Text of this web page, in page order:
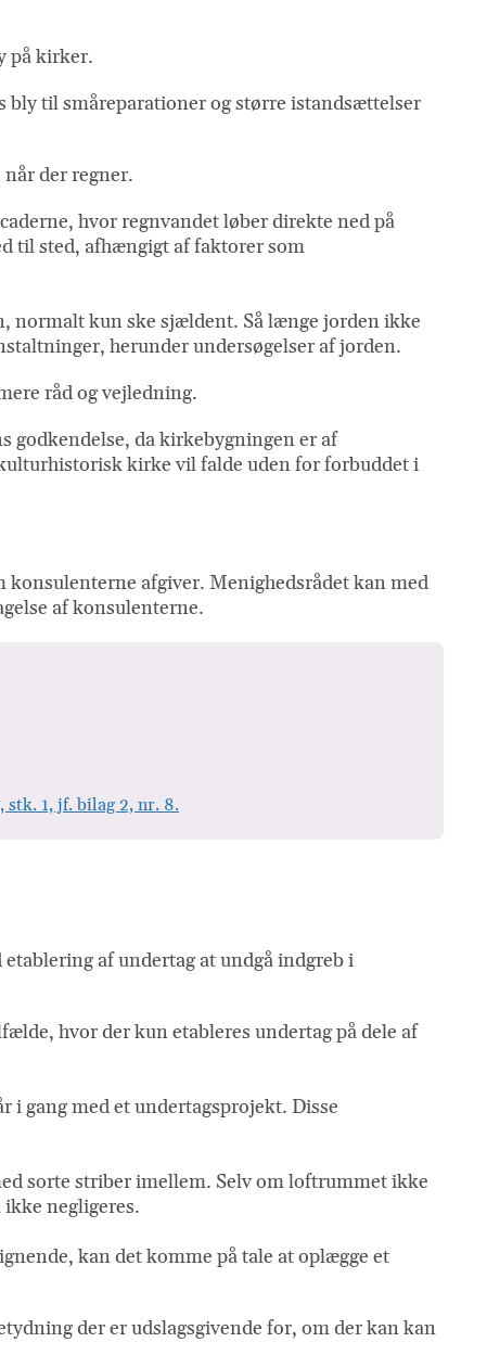
på kirker.
bly til småreparationer og større istandsættelser
der regner.
hvor regnvandet løber direkte ned på
til sted, afhængigt af faktorer som
normalt kun ske sjældent. Så længe jorden ikke
herunder undersøgelser af jorden.
råd og vejledning.
da kirkebygningen er af
kirke vil falde uden for forbuddet i
afgiver. Menighedsrådet kan med
af konsulenterne.
1, jf. bilag 2, nr. 8.
af undertag at undgå indgreb i
hvor der kun etableres undertag på dele af
gang med et undertagsprojekt. Disse
sorte striber imellem. Selv om loftrummet ikke
negligeres.
kan det komme på tale at oplægge et
der er udslagsgivende for, om der kan kan